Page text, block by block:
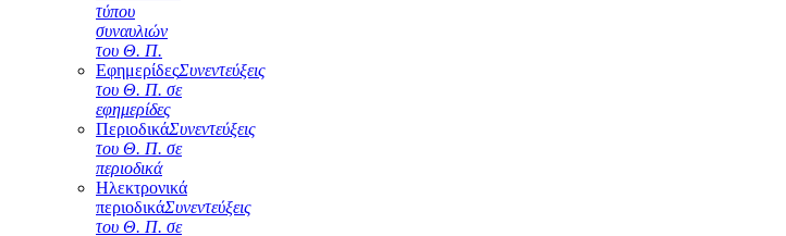
τύπου
συναυλιών
του Θ. Π.
ΕφημερίδεςΣυνεντεύξεις
του Θ. Π. σε
εφημερίδες
ΠεριοδικάΣυνεντεύξεις
του Θ. Π. σε
περιοδικά
Ηλεκτρονικά
περιοδικάΣυνεντεύξεις
του Θ. Π. σε